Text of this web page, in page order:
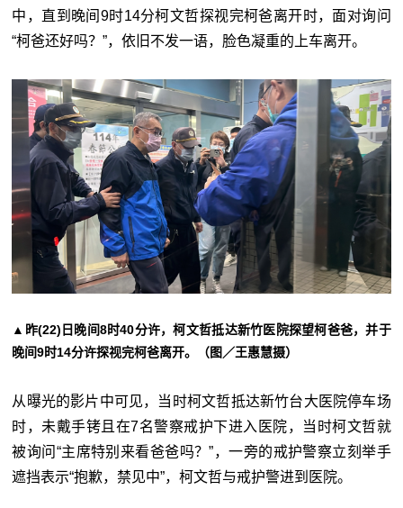
中，直到晚间9时14分柯文哲探视完柯爸离开时，面对询问
“柯爸还好吗？”，依旧不发一语，脸色凝重的上车离开。
▲昨(22)日晚间8时40分许，柯文哲抵达新竹医院探望柯爸爸，并于
晚间9时14分许探视完柯爸离开。（图／王惠慧摄）
从曝光的影片中可见，当时柯文哲抵达新竹台大医院停车场
时，未戴手铐且在7名警察戒护下进入医院，当时柯文哲就
被询问“主席特别来看爸爸吗？”，一旁的戒护警察立刻举手
遮挡表示“抱歉，禁见中”，柯文哲与戒护警进到医院。